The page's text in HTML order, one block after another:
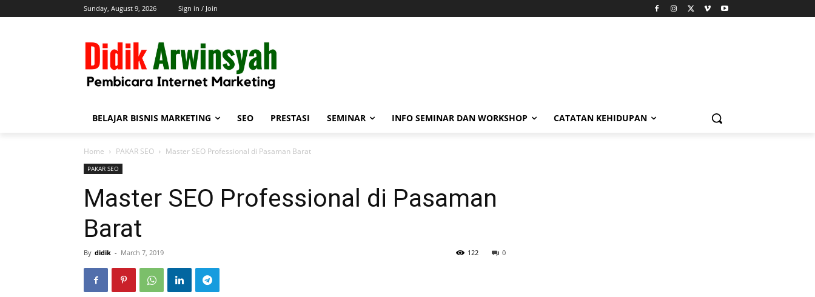
Sunday, August 9, 2026 Sign in / Join
BELAJAR BISNIS MARKETING SEO PRESTASI SEMINAR INFO SEMINAR DAN WORKSHOP CATATAN KEHIDUPAN
Home PAKAR SEO Master SEO Professional di Pasaman Barat
PAKAR SEO
Master SEO Professional di Pasaman
Barat
By didik - March 7, 2019 0
122